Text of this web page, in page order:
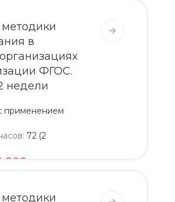
в
ФГОС.
недели
применением
: 72 (2
4 200